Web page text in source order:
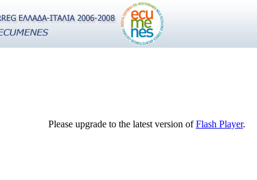
Please upgrade to the latest version ofFlash Player.